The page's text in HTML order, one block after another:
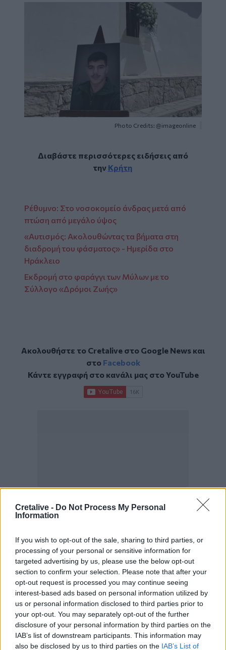
Cretalive - Do Not Process My Personal
Information
If you wish to opt-out of the sale, sharing to third parties, or
processing of your personal or sensitive information for
targeted advertising by us, please use the below opt-out
section to confirm your selection. Please note that after your
opt-out request is processed you may continue seeing
interest-based ads based on personal information utilized by
us or personal information disclosed to third parties prior to
your opt-out. You may separately opt-out of the further
disclosure of your personal information by third parties on the
IAB’s list of downstream participants. This information may
also be disclosed by us to third parties on the IAB’s List of
Photo Credits: @imageonline
Διαβάστε περισσότερες ειδήσεις από
την Κρήτη
Ρέθυμνο: Στο νοσοκομείο άνδρας μετά από
πτώση από μεγάλο ύψος
«Αυτισμός: Ακολουθώντας τα βήματα στη
διαδρομή του φάσματος» - Ημερίδα στο
Ηράκλειο
Εκδρομή στο φαράγγι των Μύλων με το
Σύλλογο «Δρόμοι Ζωής»
Ακολουθήστε το Cretalive στο Google Newsκαι
στο Facebook
Κάντε εγγραφή στο κανάλι μας στοYouTube
ΣΧΕΤΙΚΆ TAGS
Κηδεία Νικήστρατος Γεμιστός Εκτέλεση
Αμμουδάρα
Τελευταίο αντίο
Ηράκλειο Ρέθυμνο
Γίνε ο ρεπόρτερ του CRETALIVE